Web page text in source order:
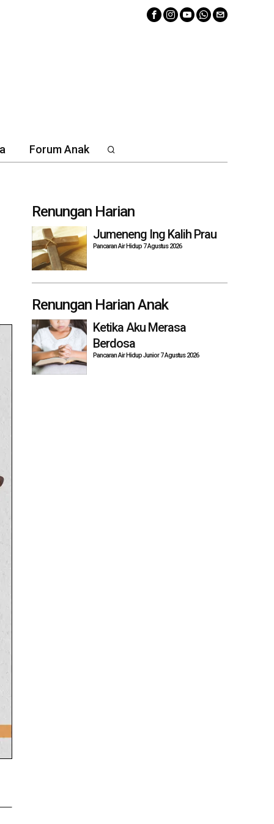
Forum Anak
Renungan Harian
Jumeneng Ing Kalih Prau
Pancaran Air Hidup 7 Agustus 2026
Renungan Harian Anak
Ketika Aku Merasa
Berdosa
Pancaran Air Hidup Junior 7 Agustus 2026